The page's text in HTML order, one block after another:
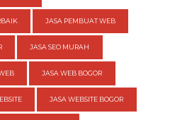
JASA PEMBUAT WEB
JASA SEO MURAH
JASA WEB BOGOR
JASA WEBSITE BOGOR